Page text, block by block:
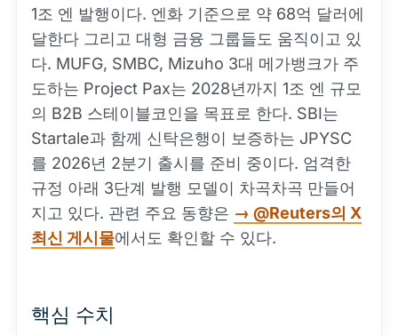
1조 엔 발행이다. 엔화 기준으로 약 68억 달러에
달한다 그리고 대형 금융 그룹들도 움직이고 있
다. MUFG, SMBC, Mizuho 3대 메가뱅크가 주
도하는 Project Pax는 2028년까지 1조 엔 규모
의 B2B 스테이블코인을 목표로 한다. SBI는
Startale과 함께 신탁은행이 보증하는 JPYSC
를 2026년 2분기 출시를 준비 중이다. 엄격한
규정 아래 3단계 발행 모델이 차곡차곡 만들어
지고 있다. 관련 주요 동향은 → @Reuters의 X
최신 게시물에서도 확인할 수 있다.
핵심 수치